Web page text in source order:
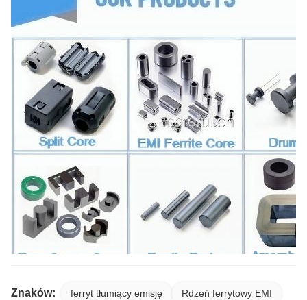
Znaków: ferryt tłumiący emisję Rdzeń ferrytowy EMI